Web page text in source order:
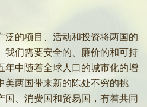
泛的项目、活动和投资将两国的
我们需要安全的、廉价的和可持
中随着全球人口的城市化的增
美两国带来新的陈处不穷的挑
、消费国和贸易国，有着共同